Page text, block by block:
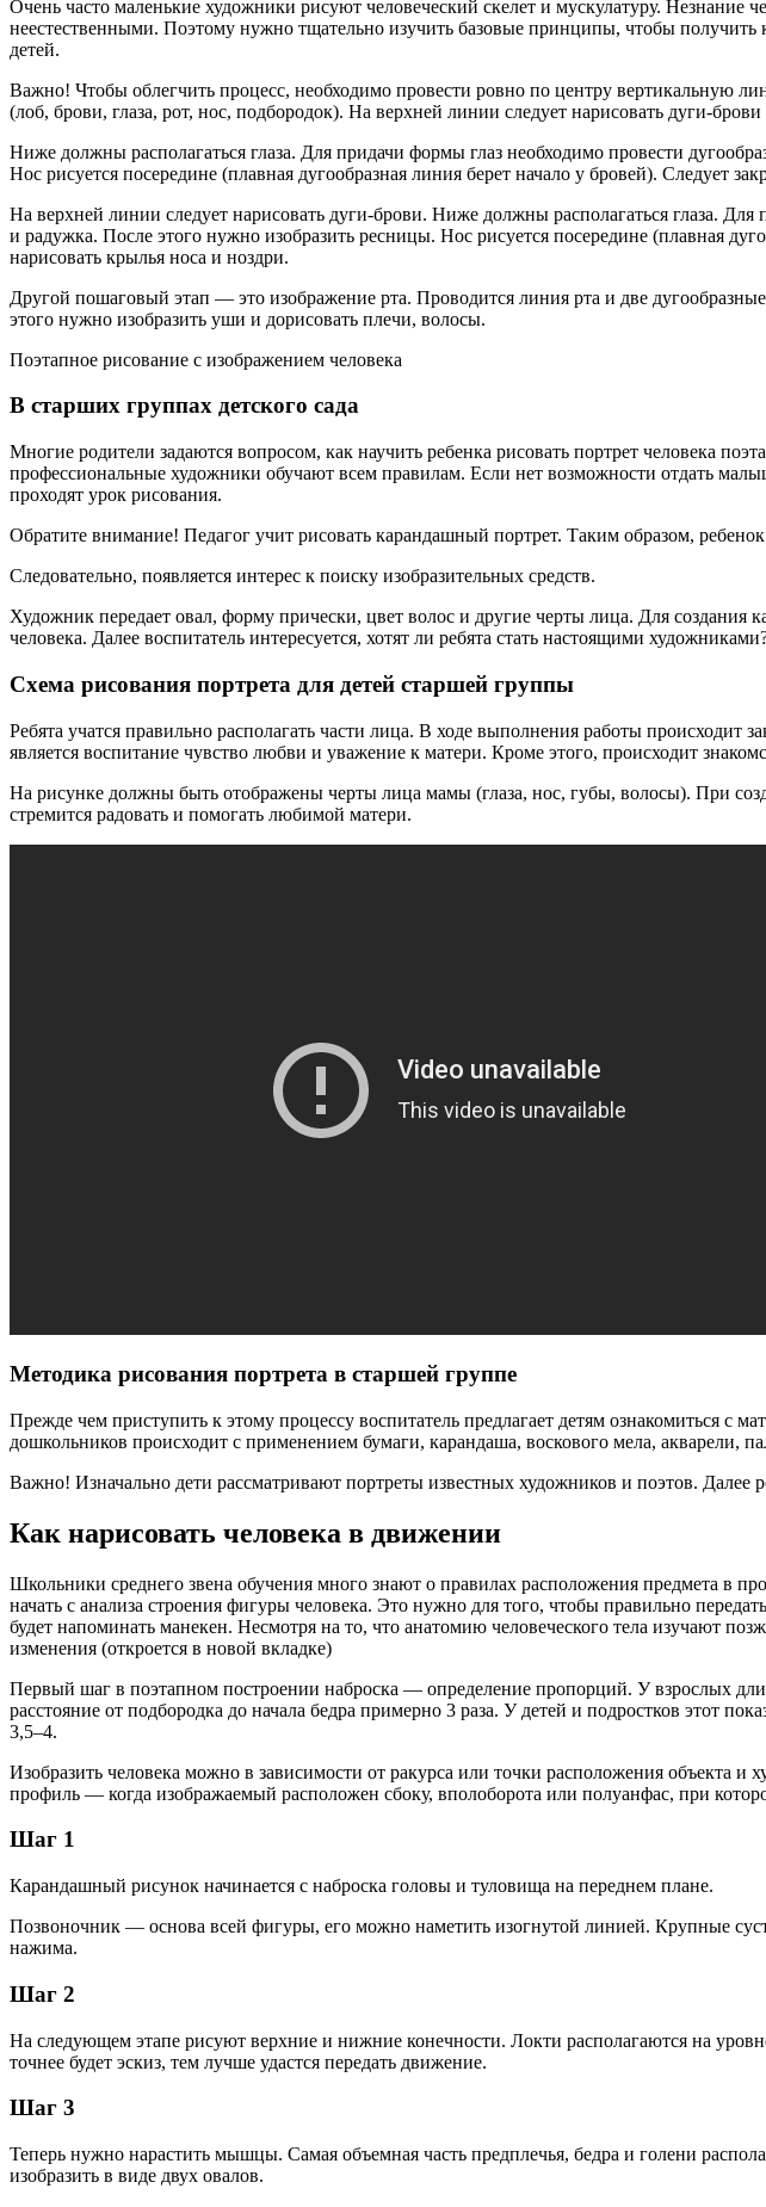
Очень часто маленькие художники рисуют человеческий скелет и мускулатуру.
неестественными. Поэтому нужно тщательно изучить базовые принципы, чтобы получить
детей.
Важно! Чтобы облегчить процесс, необходимо провести ровно по центру вертикальную
(лоб, брови, глаза, рот, нос, подбородок). На верхней линии следует нарисовать дуги-брови
Ниже должны располагаться глаза. Для придачи формы глаз необходимо провести
Нос рисуется посередине (плавная дугообразная линия берет начало у бровей). Следует
На верхней линии следует нарисовать дуги-брови. Ниже должны располагаться глаза.
и радужка. После этого нужно изобразить ресницы. Нос рисуется посередине (плавная
нарисовать крылья носа и ноздри.
Другой пошаговый этап — это изображение рта. Проводится линия рта и две
этого нужно изобразить уши и дорисовать плечи, волосы.
Поэтапное рисование с изображением человека
В старших группах детского сада
Многие родители задаются вопросом, как научить ребенка рисовать портрет человека
профессиональные художники обучают всем правилам. Если нет возможности отдать
проходят урок рисования.
Обратите внимание! Педагог учит рисовать карандашный портрет. Таким образом,
Следовательно, появляется интерес к поиску изобразительных средств.
Художник передает овал, форму прически, цвет волос и другие черты лица. Для создания
человека. Далее воспитатель интересуется, хотят ли ребята стать настоящими
Схема рисования портрета для детей старшей группы
Ребята учатся правильно располагать части лица. В ходе выполнения работы
является воспитание чувство любви и уважение к матери. Кроме этого, происходит
На рисунке должны быть отображены черты лица мамы (глаза, нос, губы, волосы). При
стремится радовать и помогать любимой матери.
Методика рисования портрета в старшей группе
Прежде чем приступить к этому процессу воспитатель предлагает детям ознакомиться с
дошкольников происходит с применением бумаги, карандаша, воскового мела, акварели,
Важно! Изначально дети рассматривают портреты известных художников и поэтов. Далее
Как нарисовать человека в движении
Школьники среднего звена обучения много знают о правилах расположения предмета в
начать с анализа строения фигуры человека. Это нужно для того, чтобы правильно
будет напоминать манекен. Несмотря на то, что анатомию человеческого тела изучают
изменения (откроется в новой вкладке)
Первый шаг в поэтапном построении наброска — определение пропорций. У взрослых
расстояние от подбородка до начала бедра примерно 3 раза. У детей и подростков этот
3,5–4.
Изобразить человека можно в зависимости от ракурса или точки расположения объекта
профиль — когда изображаемый расположен сбоку, вполоборота или полуанфас, при
Шаг 1
Карандашный рисунок начинается с наброска головы и туловища на переднем плане.
Позвоночник — основа всей фигуры, его можно наметить изогнутой линией. Крупные
нажима.
Шаг 2
На следующем этапе рисуют верхние и нижние конечности. Локти располагаются на
точнее будет эскиз, тем лучше удастся передать движение.
Шаг 3
Теперь нужно нарастить мышцы. Самая объемная часть предплечья, бедра и голени
изобразить в виде двух овалов.